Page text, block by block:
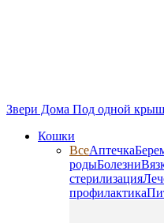
Звери Дома Под одной
Кошки
ВсеАптечка
родыБолезни
стерилизация
профилактика